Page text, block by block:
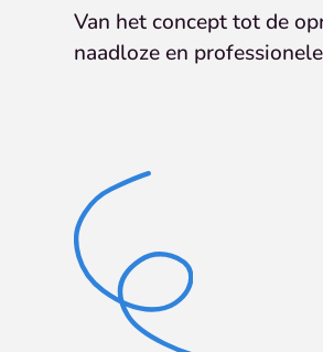
Van het concept tot de
naadloze en